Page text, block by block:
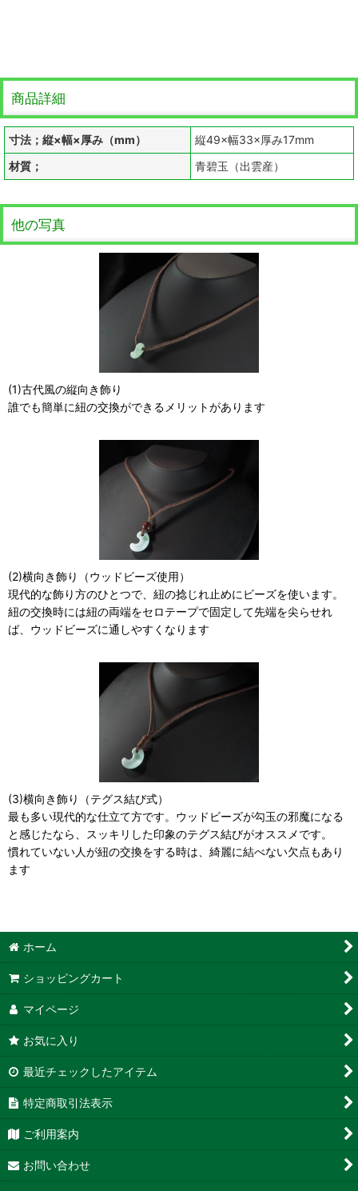
商品詳細
寸法；縦×幅×厚み（mm）
縦49×幅33×厚み17mm
材質；
青碧玉（出雲産）
他の写真
(1)古代風の縦向き飾り
誰でも簡単に紐の交換ができるメリットがあります
(2)横向き飾り（ウッドビーズ使用）
現代的な飾り方のひとつで、紐の捻じれ止めにビーズを使います。
紐の交換時には紐の両端をセロテープで固定して先端を尖らせれ
ば、ウッドビーズに通しやすくなります
(3)横向き飾り（テグス結び式）
最も多い現代的な仕立て方です。ウッドビーズが勾玉の邪魔になる
と感じたなら、スッキリした印象のテグス結びがオススメです。
慣れていない人が紐の交換をする時は、綺麗に結べない欠点もあり
ます
ホーム
ショッピングカート
マイページ
お気に入り
最近チェックしたアイテム
特定商取引法表示
ご利用案内
お問い合わせ